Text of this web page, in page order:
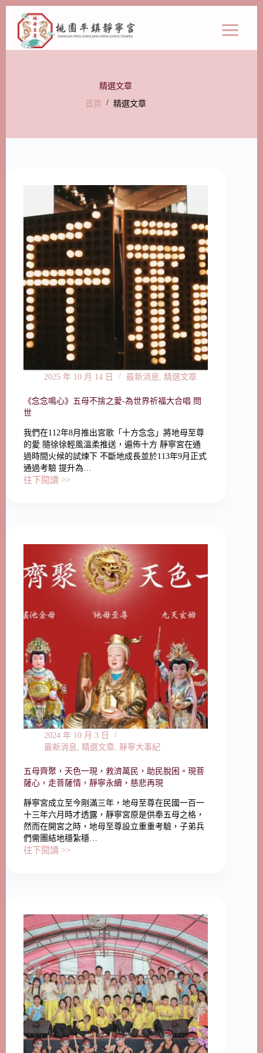
精選文章
首頁
/ 精選文章
2025 年 10 月 14 日 最新消息 精選文章
《念念鳴心》五母不捨之愛-為世界祈福大合唱 問
世
我們在112年8月推出宮歌「十方念念」將地母至尊
的愛 隨徐徐輕風溫柔推送，遍佈十方 靜寧宮在通
過時間火候的試煉下 不斷地成長並於113年9月正式
通過考驗 提升為…
往下閱讀 >>
2024 年 10 月 3 日
最新消息
精選文章 靜寧大事紀
五母齊聚，天色一現，救濟萬民，助民脫困。現菩
薩心，走菩薩情，靜寧永續，慈悲再現
靜寧宮成立至今剛滿三年，地母至尊在民國一百一
十三年六月時才透露，靜寧宮原是供奉五母之格，
然而在開宮之時，地母至尊設立重重考驗，子弟兵
們需團結地穩紮穩…
往下閱讀 >>